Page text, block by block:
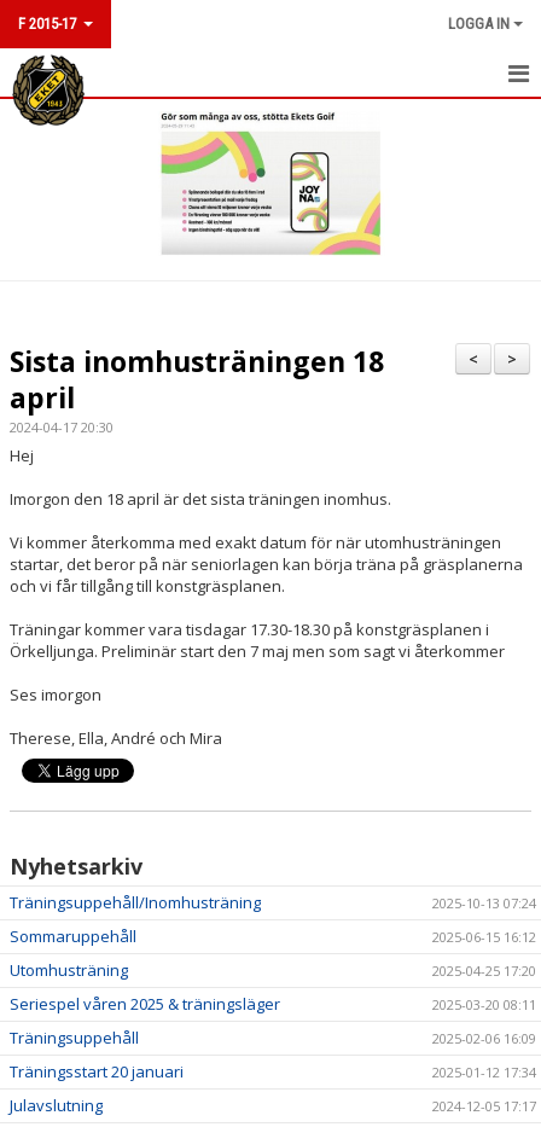
F 2015-17 LOGGA IN
HEM
KONTAKT
>
<
Sista inomhusträningen 18
april
2024-04-17 20:30
Hej
Imorgon den 18 april är det sista träningen inomhus.
Vi kommer återkomma med exakt datum för när utomhusträningen
startar, det beror på när seniorlagen kan börja träna på gräsplanerna
och vi får tillgång till konstgräsplanen.
Träningar kommer vara tisdagar 17.30-18.30 på konstgräsplanen i
Örkelljunga. Preliminär start den 7 maj men som sagt vi återkommer
Ses imorgon
Therese, Ella, André och Mira
Nyhetsarkiv
Träningsuppehåll/Inomhusträning 2025-10-13 07:24
Sommaruppehåll 2025-06-15 16:12
Utomhusträning 2025-04-25 17:20
Seriespel våren 2025 & träningsläger 2025-03-20 08:11
Träningsuppehåll 2025-02-06 16:09
Träningsstart 20 januari 2025-01-12 17:34
Julavslutning 2024-12-05 17:17